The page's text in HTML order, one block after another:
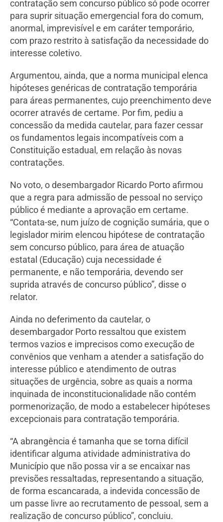
contratação sem concurso público só pode ocorrer
para suprir situação emergencial fora do comum,
anormal, imprevisível e em caráter temporário,
com prazo restrito à satisfação da necessidade do
interesse coletivo.
Argumentou, ainda, que a norma municipal elenca
hipóteses genéricas de contratação temporária
para áreas permanentes, cujo preenchimento deve
ocorrer através de certame. Por fim, pediu a
concessão da medida cautelar, para fazer cessar
os fundamentos legais incompatíveis com a
Constituição estadual, em relação às novas
contratações.
No voto, o desembargador Ricardo Porto afirmou
que a regra para admissão de pessoal no serviço
público é mediante a aprovação em certame.
“Contata-se, num juízo de cognição sumária, que o
legislador mirim elencou hipótese de contratação
sem concurso público, para área de atuação
estatal (Educação) cuja necessidade é
permanente, e não temporária, devendo ser
suprida através de concurso público”, disse o
relator.
Ainda no deferimento da cautelar, o
desembargador Porto ressaltou que existem
termos vazios e imprecisos como execução de
convênios que venham a atender a satisfação do
interesse público e atendimento de outras
situações de urgência, sobre as quais a norma
inquinada de inconstitucionalidade não contém
pormenorização, de modo a estabelecer hipóteses
excepcionais para contratação temporária.
“A abrangência é tamanha que se torna difícil
identificar alguma atividade administrativa do
Município que não possa vir a se encaixar nas
previsões ressaltadas, representando a situação,
de forma escancarada, a indevida concessão de
um passe livre ao recrutamento de pessoal, sem a
realização de concurso público”, concluiu.